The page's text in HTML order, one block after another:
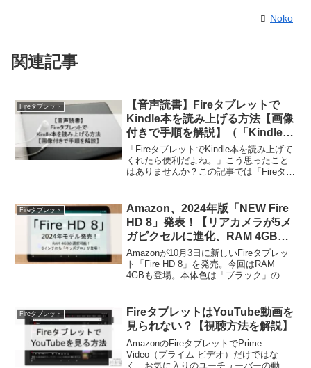
Noko
関連記事
Fireタブレット
【音声読書】Fireタブレットで
Kindle本を読み上げる方法【画像
付きで手順を解説】（「Kindleア
プリでの読書補助機能」を使用）
「FireタブレットでKindle本を読み上げて
くれたら便利だよね。」こう思ったこと
はありませんか？この記事では「Fireタブ
てお伝えします。耳を使った「聴く」読
書を試してみたい人は必見です。
Fireタブレット
Amazon、2024年版「NEW Fire
HD 8」発表！【リアカメラが5メ
ガピクセルに進化、RAM 4GBも
登場！】10月3日発売│リリース
情報
Amazonが10月3日に新しいFireタブレッ
ト「Fire HD 8」を発売。今回はRAM
4GBも登場。本体色は「ブラック」のみ
Fireタブレット
FireタブレットはYouTube動画を
見られない？【視聴方法を解説】
AmazonのFireタブレットでPrime
Video（プライム ビデオ）だけではな
く、お気に入りのユーチューバーの動画